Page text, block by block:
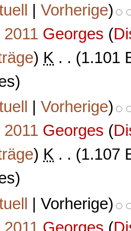
|Vorherige)
2011 Georges (
) K . . (1.101
|Vorherige)
2011 Georges (
) K . . (1.107
| Vorherige)
Georges (